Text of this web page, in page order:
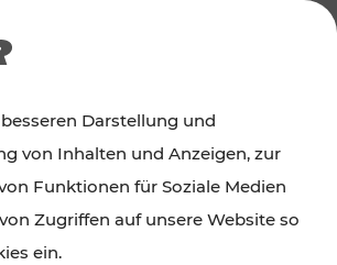
und das Burgenland
Darstellung und
von Inhalten und Anzeigen, zur
Funktionen für Soziale Medien
Zugriffen auf unsere Website so
ein.